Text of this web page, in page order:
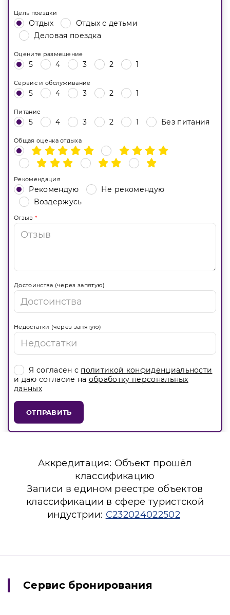
Цель поездки
Отдых
Отдых с детьми
Деловая поездка
Оцените размещение
5 4 3 2 1
Сервис и обслуживание
5 4 3 2 1
Питание
5 4 3 2 1 Без питания
Общая оценка отдыха
Рекомендация
Рекомендую
Не рекомендую
Воздержусь
Отзыв *
Достоинства (через запятую)
Недостатки (через запятую)
Я согласен с политикой конфиденциальности
и даю согласие на обработку персональных
данных
ОТПРАВИТЬ
Аккредитация: Объект прошёл
классификацию
Записи в едином реестре объектов
классификации в сфере туристской
индустрии: С232024022502
Сервис бронирования